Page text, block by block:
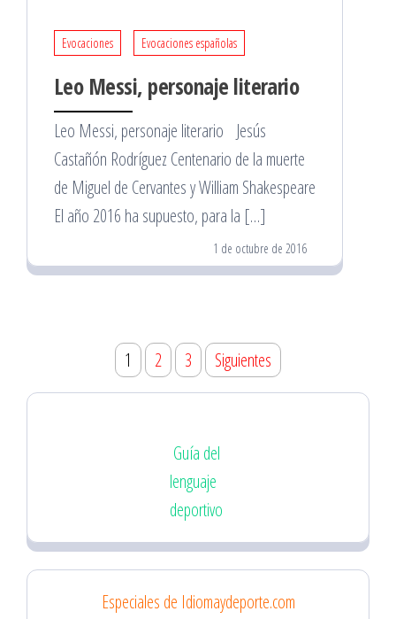
Evocaciones Evocaciones españolas
Leo Messi, personaje literario
Leo Messi, personaje literario Jesús
Castañón Rodríguez Centenario de la muerte
de Miguel de Cervantes y William Shakespeare
El año 2016 ha supuesto, para la […]
1 de octubre de 2016
Paginación
de
1 2 3 Siguientes
Guía del
lenguaje
deportivo
Especiales de Idiomaydeporte.com